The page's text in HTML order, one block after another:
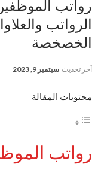
رواتب
الرواتب
الخصخصة
آخر تحديث سبتمبر 9, 2023
محتويات المقالة
رواتب